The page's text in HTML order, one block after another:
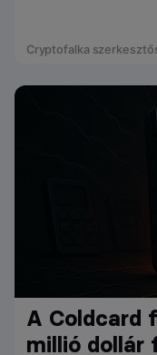
Cryptofalka
A Coldcard
millió dollár